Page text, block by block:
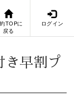
TOPに
戻る
ログイン
き早割プ